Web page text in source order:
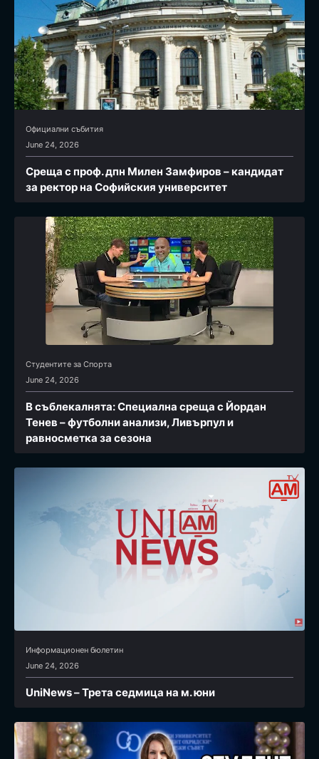
Официални събития
June 24, 2026
Среща с проф. дпн Милен Замфиров – кандидат
за ректор на Софийския университет
Студентите за Спортa
June 24, 2026
В съблекалнята: Специална среща с Йордан
Тенев – футболни анализи, Ливърпул и
равносметка за сезона
Информационен бюлетин
June 24, 2026
UniNews – Трета седмица на м. юни